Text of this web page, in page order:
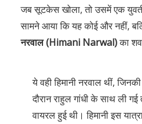
जब सूटकेस खोला, तो उसमें एक
सामने आया कि यह कोई और नहीं,
नरवाल (Himani Narwal)का
ये वही हिमानी नरवाल थीं,
दौरान राहुल गांधी के साथ ली
वायरल हुई थी। हिमानी इस